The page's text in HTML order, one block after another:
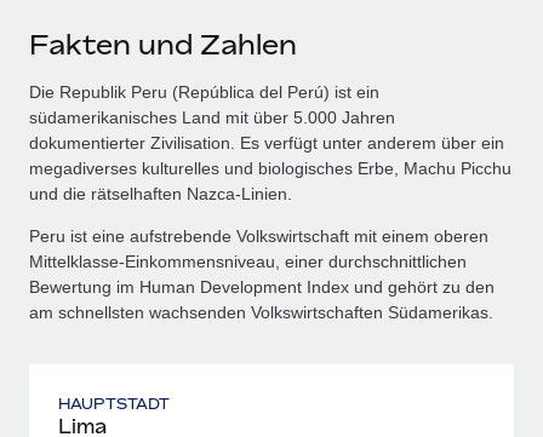
Fakten und Zahlen
Die Republik Peru (República del Perú) ist ein
südamerikanisches Land mit über 5.000 Jahren
dokumentierter Zivilisation. Es verfügt unter anderem über ein
megadiverses kulturelles und biologisches Erbe, Machu Picchu
und die rätselhaften Nazca‑Linien.
Peru ist eine aufstrebende Volkswirtschaft mit einem oberen
Mittelklasse‑Einkommensniveau, einer durchschnittlichen
Bewertung im Human Development Index und gehört zu den
am schnellsten wachsenden Volkswirtschaften Südamerikas.
HAUPTSTADT
Lima